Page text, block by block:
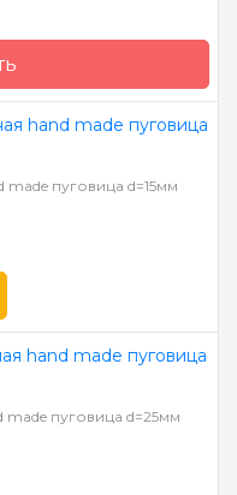
пуговица d=15мм
Mnogonitok
Украина
пуговица d=25мм